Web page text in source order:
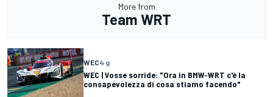
More from
Team WRT
WEC4 g
WEC | Vosse sorride: "Ora in BMW-WRT c'è la
consapevolezza di cosa stiamo facendo"